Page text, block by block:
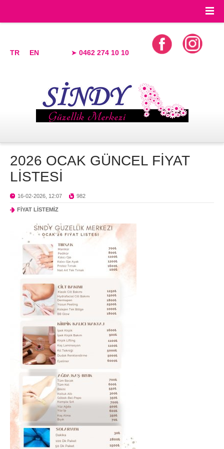
TR EN ➤ 0462 274 10 10
2026 OCAK GÜNCEL FİYAT
LİSTESİ
16-02-2026, 12:07 982
FİYAT LİSTEMİZ